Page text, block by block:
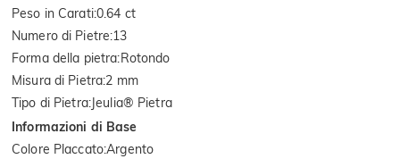
Peso in Carati:0.64 ct
Numero di Pietre:13
Forma della pietra:Rotondo
Misura di Pietra:2 mm
Tipo di Pietra:Jeulia® Pietra
Informazioni di Base
Colore Placcato:Argento